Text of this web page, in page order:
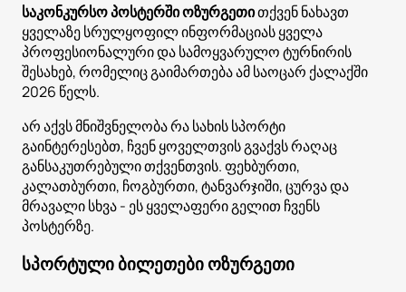
საკონკურსო პოსტერში ოზურგეთითქვენ ნახავთ
ყველაზე სრულყოფილ ინფორმაციას ყველა
პროფესიონალური და სამოყვარულო ტურნირის
შესახებ, რომელიც გაიმართება ამ საოცარ ქალაქში
2026 წელს.
არ აქვს მნიშვნელობა რა სახის სპორტი
გაინტერესებთ, ჩვენ ყოველთვის გვაქვს რაღაც
განსაკუთრებული თქვენთვის. ფეხბურთი,
კალათბურთი, ჩოგბურთი, ტანვარჯიში, ცურვა და
მრავალი სხვა - ეს ყველაფერი გელით ჩვენს
პოსტერზე.
სპორტული ბილეთები ოზურგეთი